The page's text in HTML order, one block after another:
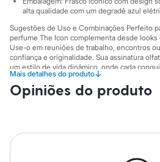
Tops
Calcinhas
Cintas e Modeladores
Meias
Pijamas
Sutiãs e Tops
Moda praia
Biquínis
Personagens
Plus size
alta qualidade com um degradê azul
Sugestões de Uso e Combinações Perfeito
perfume The Icon complementa desde looks
Use-o em reuniões de trabalho, encontros
confiança e originalidade. Sua assinatura
um estilo de vida dinâmico, onde cada
A gente se encontra na C&A! ❤
Mais detalhes do produto↓
Informacoes gerais:
Opiniões do produto